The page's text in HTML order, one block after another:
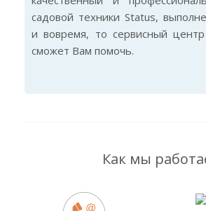
садовой техники Status,
и вовремя, то сервисный
сможет Вам помочь.
Как мы